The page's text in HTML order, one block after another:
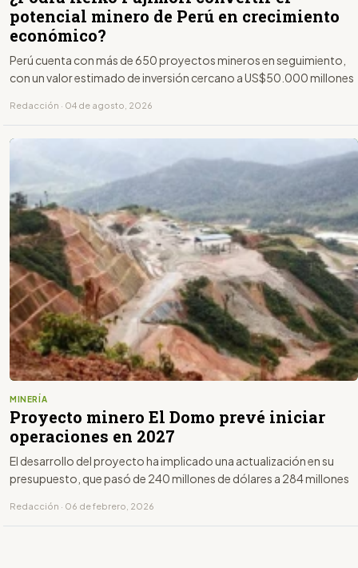
potencial minero de Perú en crecimiento
económico?
Perú cuenta con más de 650 proyectos mineros en seguimiento,
con un valor estimado de inversión cercano a US$50.000 millones
Redacción · 04 de agosto, 2026
MINERÍA
Proyecto minero El Domo prevé iniciar
operaciones en 2027
El desarrollo del proyecto ha implicado una actualización en su
presupuesto, que pasó de 240 millones de dólares a 284 millones
Redacción · 06 de febrero, 2026